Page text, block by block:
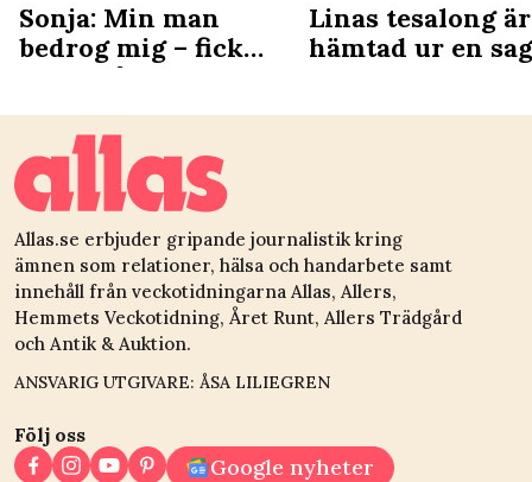
Sonja: Min man
bedrog mig – fick
tröst från oväntat
håll
Linas tesalong
hämtad ur en
häpna när de
Allas.se erbjuder gripande journalistik kring
ämnen som relationer, hälsa och handarbete samt
innehåll från veckotidningarna Allas, Allers,
Hemmets Veckotidning, Året Runt, Allers Trädgård
och Antik & Auktion.
ANSVARIG UTGIVARE: ÅSA LILIEGREN
Följ oss
Google nyheter